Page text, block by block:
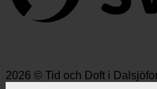
2026 © Tid och Doft i